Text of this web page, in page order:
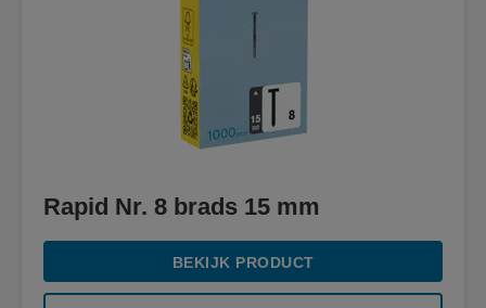
Rapid Nr. 8 brads 15 mm
BEKIJK PRODUCT